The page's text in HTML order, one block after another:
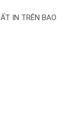
IN TRÊN BAO